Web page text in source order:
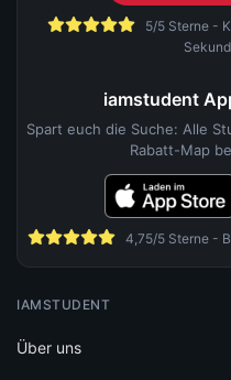
5/5 Sterne -
iamstudent
Spart euch die Suche: Alle
Rabatt-Map
4,75/5 Sterne -
IAMSTUDENT
Über uns